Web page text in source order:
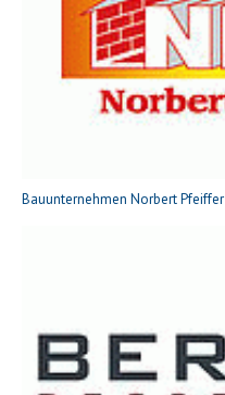
Bauunternehmen Norbert Pfeiffer